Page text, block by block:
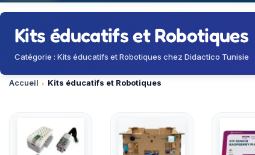
Kits éducatifs et Robotiques
Catégorie : Kits éducatifs et Robotiques chez Didactico Tunisie
Accueil Kits éducatifs et Robotiques